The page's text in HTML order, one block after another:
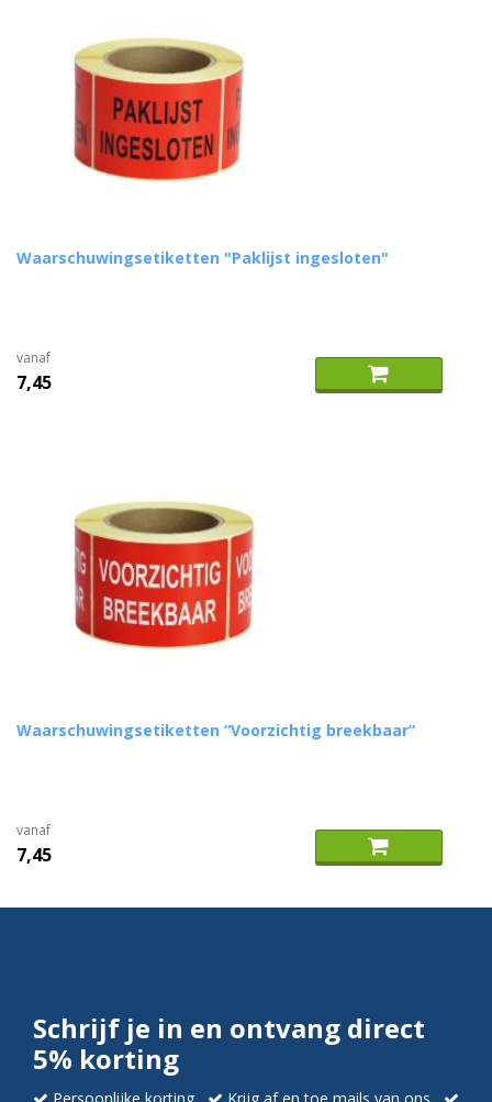
Waarschuwingsetiketten "Paklijst ingesloten"
vanaf
7,45
Waarschuwingsetiketten “Voorzichtig breekbaar”
vanaf
7,45
Schrijf je in en ontvang direct
5% korting